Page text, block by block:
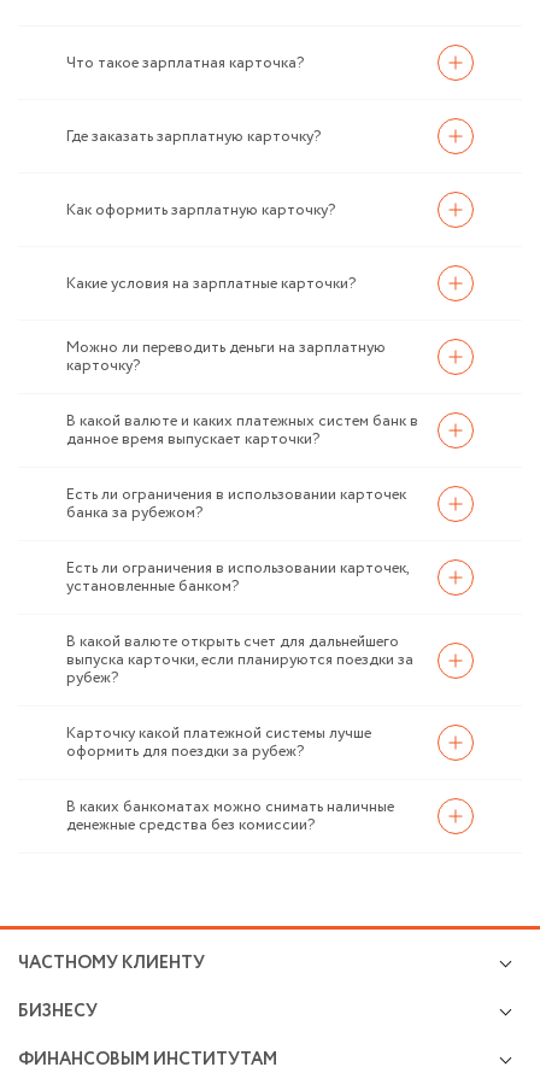
Что такое зарплатная карточка?
Где заказать зарплатную карточку?
Как оформить зарплатную карточку?
Какие условия на зарплатные карточки?
Можно ли переводить деньги на зарплатную
карточку?
В какой валюте и каких платежных систем банк в
данное время выпускает карточки?
Есть ли ограничения в использовании карточек
банка за рубежом?
Есть ли ограничения в использовании карточек,
установленные банком?
В какой валюте открыть счет для дальнейшего
выпуска карточки, если планируются поездки за
рубеж?
Карточку какой платежной системы лучше
оформить для поездки за рубеж?
В каких банкоматах можно снимать наличные
денежные средства без комиссии?
ЧАСТНОМУ КЛИЕНТУ
Валютно-обменные операции
Cбережения и инвестиции
БИЗНЕСУ
ФИНАНСОВЫМ ИНСТИТУТАМ